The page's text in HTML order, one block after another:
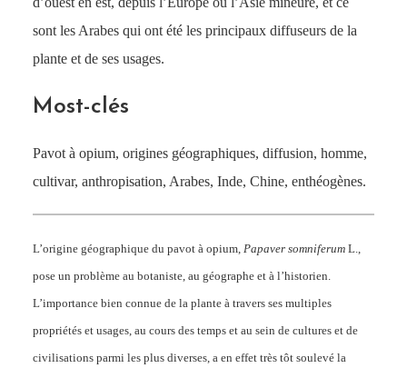
sont les Arabes qui ont été les principaux diffuseurs de la
plante et de ses usages.
Most-clés
Pavot à opium, origines géographiques, diffusion, homme,
cultivar, anthropisation, Arabes, Inde, Chine, enthéogènes.
L’origine géographique du pavot à opium, Papaver somniferum L.,
pose un problème au botaniste, au géographe et à l’historien.
L’importance bien connue de la plante à travers ses multiples
propriétés et usages, au cours des temps et au sein de cultures et de
civilisations parmi les plus diverses, a en effet très tôt soulevé la